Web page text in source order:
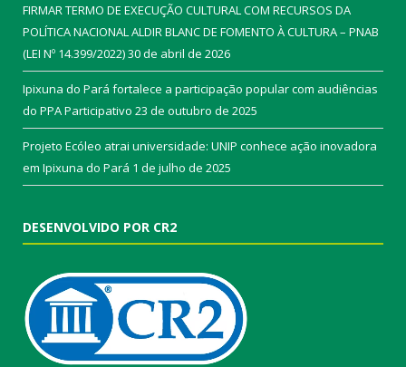
FIRMAR TERMO DE EXECUÇÃO CULTURAL COM RECURSOS DA
POLÍTICA NACIONAL ALDIR BLANC DE FOMENTO À CULTURA – PNAB
(LEI Nº 14.399/2022)30 de abril de 2026
Ipixuna do Pará fortalece a participação popular com audiências
do PPA Participativo 23 de outubro de 2025
Projeto Ecóleo atrai universidade: UNIP conhece ação inovadora
em Ipixuna do Pará 1 de julho de 2025
DESENVOLVIDO POR CR2